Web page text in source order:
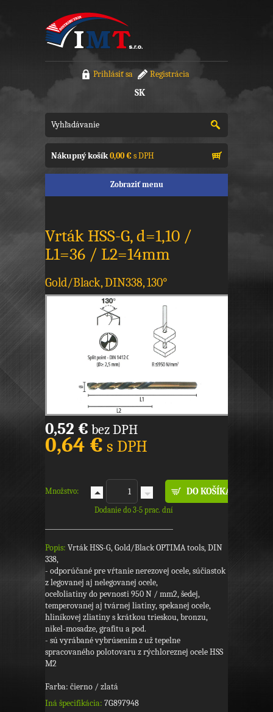
Prihlásiť sa Registrácia
SK
Nákupný košík0,00 €s DPH
Zobraziť menu
Vrták HSS-G, d=1,10 /
L1=36 / L2=14mm
Gold/Black, DIN338, 130°
0,52 € bez DPH
0,64 € s DPH
Množstvo:
Dodanie do 3-5 prac. dní
Popis: Vrták HSS-G, Gold/Black OPTIMA tools, DIN
338,
- odporúčané pre vŕtanie nerezovej ocele, súčiastok
z legovanej aj nelegovanej ocele,
oceľoliatiny do pevnosti 950 N / mm2, šedej,
temperovanej aj tvárnej liatiny, spekanej ocele,
hliníkovej zliatiny s krátkou trieskou, bronzu,
nikel-mosadze, grafitu a pod.
- sú vyrábané vybrúsením z už tepelne
spracovaného polotovaru z rýchloreznej ocele HSS
M2
Farba: čierno / zlatá
Iná špecifikácia: 7G897948